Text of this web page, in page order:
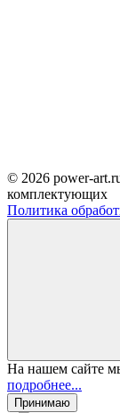
© 2026 power-
комплектующих
Политика
На нашем сайте
подробнее...
Принимаю